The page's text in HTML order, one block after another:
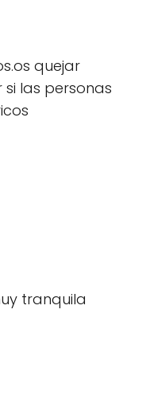
quejar
las personas
tranquila